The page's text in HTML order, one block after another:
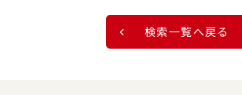
検索一覧へ戻る